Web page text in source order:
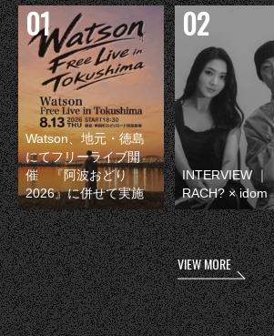
Watson、地元・徳島
にてフリーライブ開
催 『阿波おどり
2026』に併せて実施
INTERVIEW ｜
RACH? × idom
VIEW MORE